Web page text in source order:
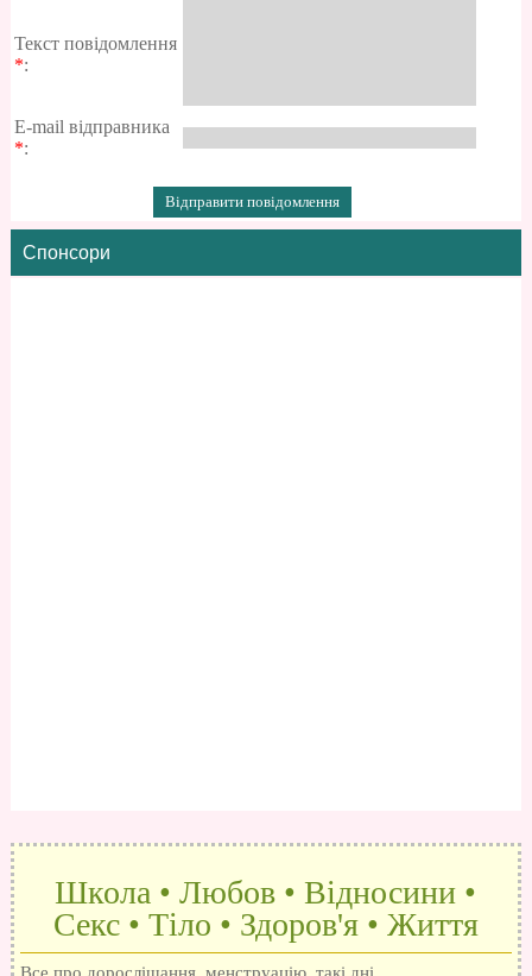
Текст повідомлення
*:
E-mail відправника
*:
Спонсори
Школа • Любов • Відносини •
Секс • Тіло • Здоров'я • Життя